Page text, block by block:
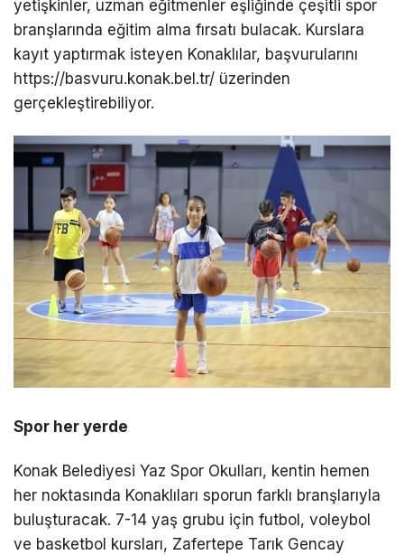
yetişkinler, uzman eğitmenler eşliğinde çeşitli spor
branşlarında eğitim alma fırsatı bulacak. Kurslara
kayıt yaptırmak isteyen Konaklılar, başvurularını
https://basvuru.konak.bel.tr/ üzerinden
gerçekleştirebiliyor.
Spor her yerde
Konak Belediyesi Yaz Spor Okulları, kentin hemen
her noktasında Konaklıları sporun farklı branşlarıyla
buluşturacak. 7-14 yaş grubu için futbol, voleybol
ve basketbol kursları, Zafertepe Tarık Gencay